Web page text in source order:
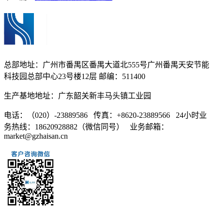
总部地址：广州市番禺区番禺大道北555号广州番禺天安节能
科技园总部中心23号楼12层 邮编：511400
生产基地地址：广东韶关新丰马头镇工业园
电话：（020）-23889586 传真：+8620-23889566 24小时业
务热线：18620928882（微信同号） 业务邮箱：
market@gzhaisan.cn